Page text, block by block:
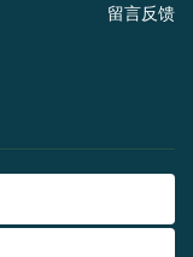
留言反馈